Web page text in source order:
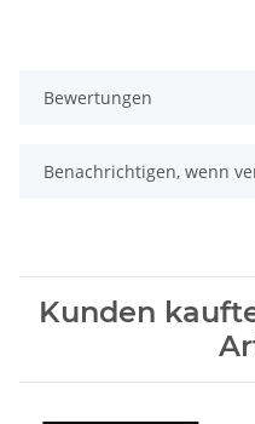
Bewertungen
Benachrichtigen, wenn
Kunden